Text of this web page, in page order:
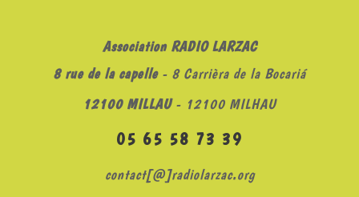
Association RADIO LARZAC
8 rue de la capelle- 8 Carrièra de la Bocariá
12100 MILLAU- 12100 MILHAU
05 65 58 73 39
contact[@]radiolarzac.org